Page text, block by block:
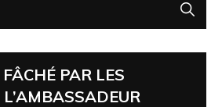
PAR LES